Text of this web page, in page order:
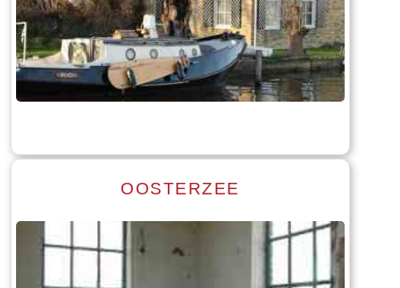
Read more
Tekst: © Foto: © William Wissink
OOSTERZEE